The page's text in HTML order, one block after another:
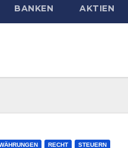
BANKEN AKTIEN
RECHT STEUERN